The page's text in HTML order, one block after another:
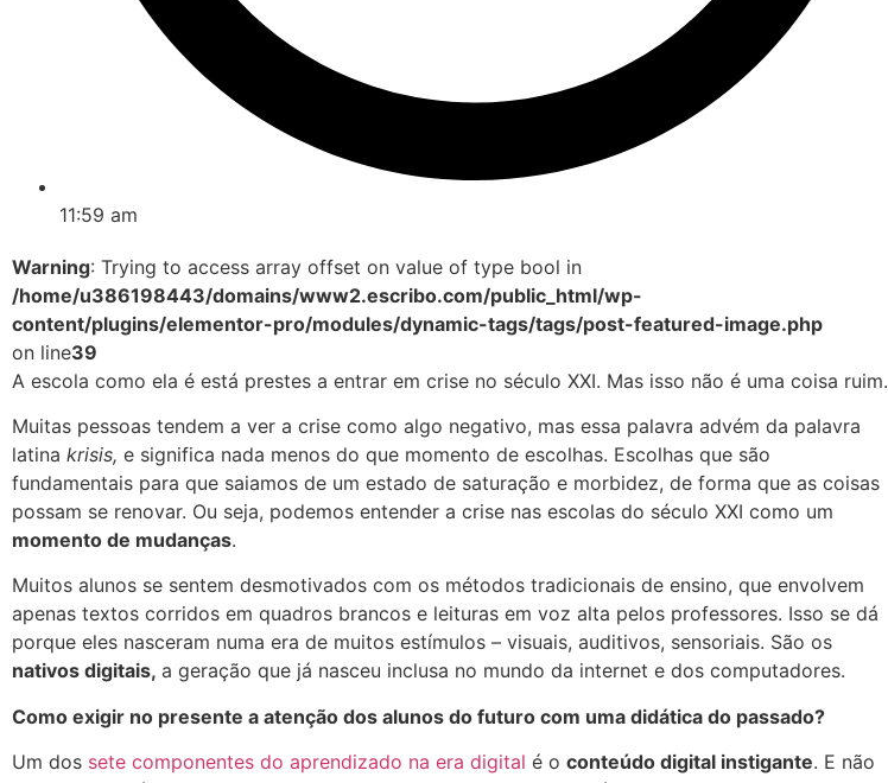
11:59 am
Warning: Trying to access array offset on value of type bool in
/home/u386198443/domains/www2.escribo.com/public_html/wp-
content/plugins/elementor-pro/modules/dynamic-tags/tags/post-featured-image.php
on line39
A escola como ela é está prestes a entrar em crise no século XXI. Mas isso não é uma coisa ruim.
Muitas pessoas tendem a ver a crise como algo negativo, mas essa palavra advém da palavra
latina krisis, e significa nada menos do que momento de escolhas. Escolhas que são
fundamentais para que saiamos de um estado de saturação e morbidez, de forma que as coisas
possam se renovar. Ou seja, podemos entender a crise nas escolas do século XXI como um
momento de mudanças.
Muitos alunos se sentem desmotivados com os métodos tradicionais de ensino, que envolvem
apenas textos corridos em quadros brancos e leituras em voz alta pelos professores. Isso se dá
porque eles nasceram numa era de muitos estímulos – visuais, auditivos, sensoriais. São os
nativos digitais, a geração que já nasceu inclusa no mundo da internet e dos computadores.
Como exigir no presente a atenção dos alunos do futuro com uma didática do passado?
Um dos sete componentes do aprendizado na era digital é o conteúdo digital instigante. E não